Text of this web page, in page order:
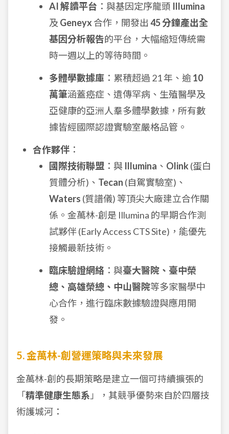
AI 解讀平台 ：與基因定序龍頭 Illumina
及 Geneyx 合作，開發出 45 分鐘產出全
基因分析報告的平台，大幅縮短傳統需
時一週以上的等待時間。
多體學數據庫 ：累積超過 21 年、逾 10
萬筆涵蓋癌症、遺傳罕病、生殖醫學及
亞健康的亞洲人羣多體學數據，所有數
據皆經國際認證實驗室嚴格品管。
合作夥伴 ：
國際技術聯盟 ：與 Illumina 、 Olink (蛋白
質體分析)、 Tecan (自駕實驗室)、
Waters (質譜儀) 等頂尖大廠建立合作關
係。金萬林-創是 Illumina 的早期合作測
試夥伴 (Early Access CTS Site)，能優先
接觸最新技術。
臨床驗證網絡 ：與臺大醫院、臺中榮
總、高雄榮總、中山醫院等多家醫學中
心合作，進行臨床數據驗證與應用開
發。
5. 金萬林-創營運策略與未來發展
金萬林-創的長期策略是建立一個可持續擴張的
「精準健康生態系 」，其競爭優勢來自於四層技
術護城河：